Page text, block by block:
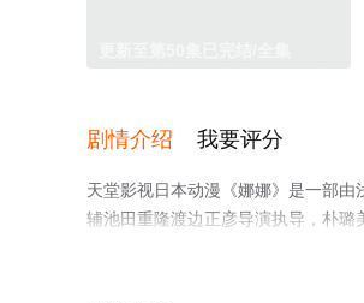
剧情介绍 我要评分
天堂影视日本动漫《娜娜》是一部
辅池田重隆渡边正彦导演执导，朴
结），手机免费观看高清无删减完